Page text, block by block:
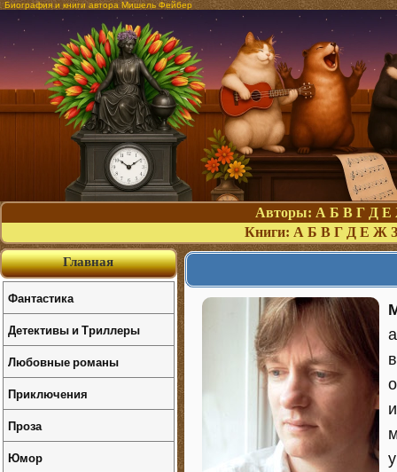
Биография и книги автора Мишель Фейбер
Авторы: А Б В Г Д Е
Книги: А Б В Г Д Е Ж З
Главная
Фантастика
Детективы и Триллеры
Любовные романы
Приключения
Проза
Юмор